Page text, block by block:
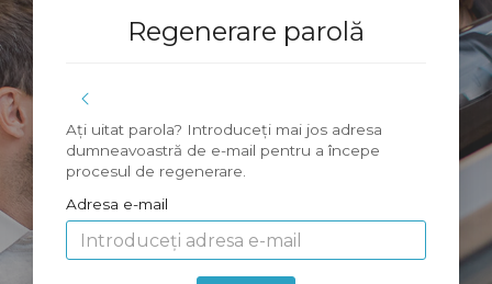
Regenerare parolă
Ați uitat parola? Introduceți mai jos adresa
dumneavoastră de e-mail pentru a începe
procesul de regenerare.
Adresa e-mail